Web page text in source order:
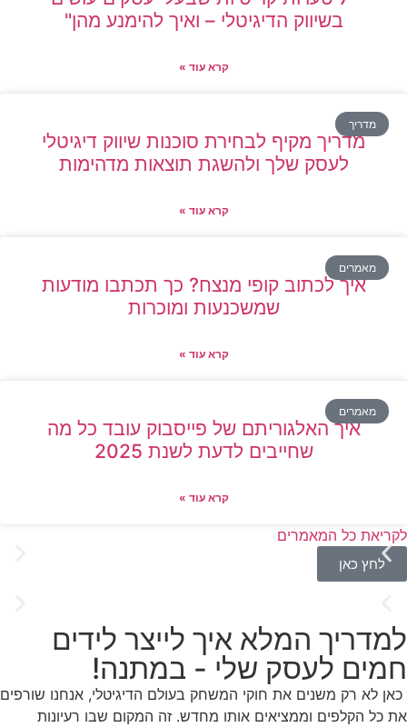
בשיווק הדיגיטלי – ואיך להימנע מהן"
קרא עוד »
מדריך
מדריך מקיף לבחירת סוכנות שיווק דיגיטלי
לעסק שלך ולהשגת תוצאות מדהימות
קרא עוד »
מאמרים
איך לכתוב קופי מנצח? כך תכתבו מודעות
שמשכנעות ומוכרות
קרא עוד »
מאמרים
איך האלגוריתם של פייסבוק עובד כל מה
שחייבים לדעת לשנת 2025
קרא עוד »
לקריאת כל המאמרים
לחץ כאן
למדריך המלא איך לייצר לידים
חמים לעסק שלי - במתנה!
כאן לא רק משנים את חוקי המשחק בעולם הדיגיטלי, אנחנו שורפים
את כל הקלפים וממציאים אותו מחדש. זה המקום שבו רעיונות